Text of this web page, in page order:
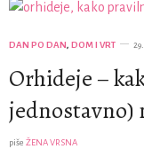
DAN PO DAN, DOM I VRT
Orhideje –
jednostavno)
piše ŽENA VRSNA